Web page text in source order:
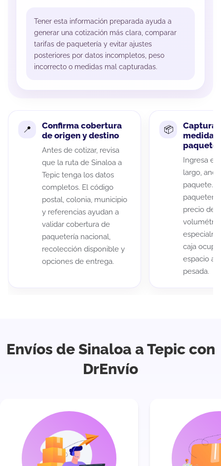
Tener esta información preparada ayuda a
generar una cotización más clara, comparar
tarifas de paquetería y evitar ajustes
posteriores por datos incompletos, peso
incorrecto o medidas mal capturadas.
Confirma cobertura
de origen y destino
Antes de cotizar, revisa
que la ruta de Sinaloa a
Tepic tenga los datos
completos. El código
postal, colonia, municipio
y referencias ayudan a
validar cobertura de
paquetería nacional,
recolección disponible y
opciones de entrega.
Captura
medidas
paquete
Ingresa el
largo,
paquete.
precio de
caja
espacio
pesada.
Envíos de Sinaloa a Tepic con
DrEnvío